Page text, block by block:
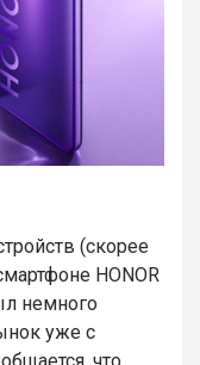
(скорее
HONOR
немного
уже с